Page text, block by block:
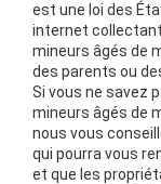
est une loi des
internet
mineurs âgés de
des parents ou
Si vous ne savez
mineurs âgés de
nous vous
qui pourra vous
et que les